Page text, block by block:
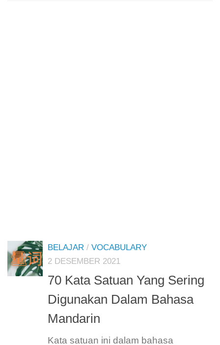
BELAJAR / VOCABULARY
2 DESEMBER 2021
70 Kata Satuan Yang Sering
Digunakan Dalam Bahasa
Mandarin
Kata satuan ini dalam bahasa